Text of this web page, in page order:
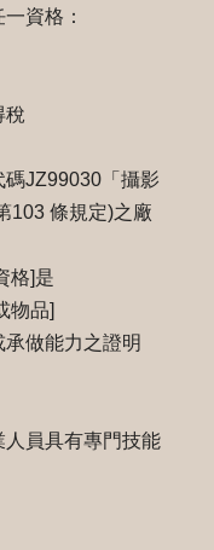
資格：
稅
碼JZ99030「攝影
103 條規定)之廠
格]是
物品]
做能力之證明
員具有專門技能